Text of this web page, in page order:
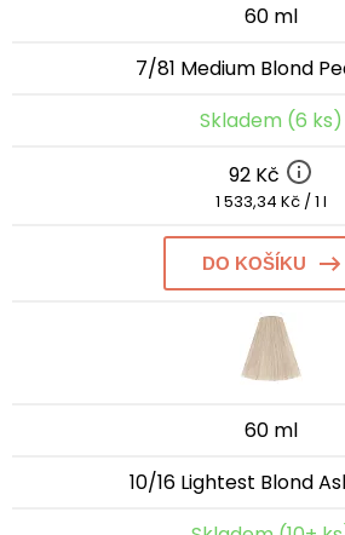
60 ml
7/81 Medium Blond
Skladem (6 ks)
92 Kč
1 533,34 Kč / 1 l
DO KOŠÍKU
60 ml
10/16 Lightest Blond